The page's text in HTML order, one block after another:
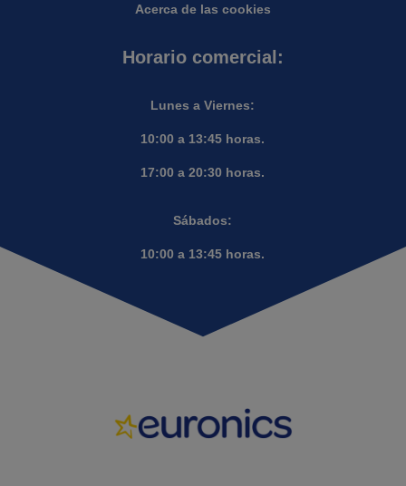
Acerca de las cookies
Horario comercial:
Lunes a Viernes:
10:00 a 13:45 horas.
17:00 a 20:30 horas.
Sábados:
10:00 a 13:45 horas.